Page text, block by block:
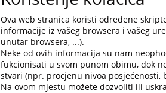
Ova web stranica koristi određene
informacije iz vašeg browsera i vašeg
unutar browsera, ...).
Neke od ovih informacija su nam
fukcionisati u svom punom obimu, dok
stvari (npr. procjenu nivoa posjećenosti,
Na ovom mjestu možete dozvoliti ili